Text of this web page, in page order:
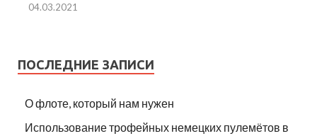
04.03.2021
ПОСЛЕДНИЕ ЗАПИСИ
О флоте, который нам нужен
Использование трофейных немецких пулемётов в